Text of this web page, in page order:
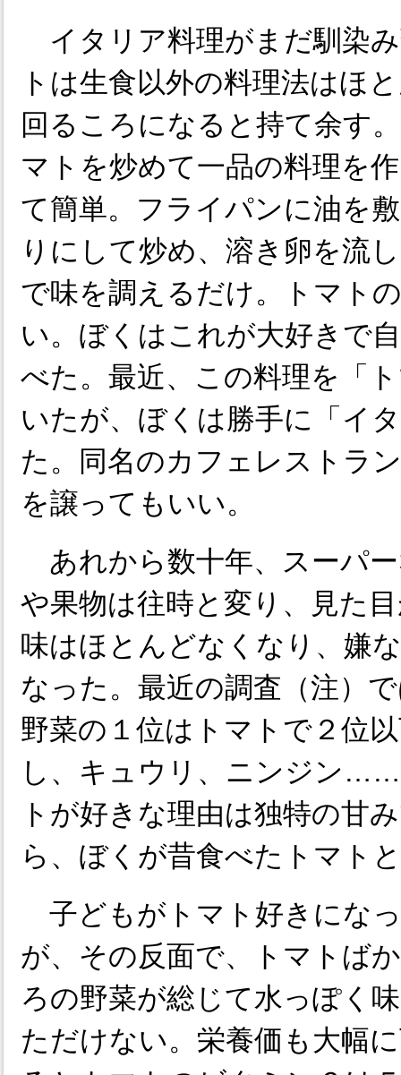
イタリア料理がまだ馴染
トは生食以外の料理法はほ
回るころになると持て余す
マトを炒めて一品の料理を
て簡単。フライパンに油を
りにして炒め、溶き卵を流
で味を調えるだけ。トマト
い。ぼくはこれが大好きで
べた。最近、この料理を「
いたが、ぼくは勝手に「イ
た。同名のカフェレストラ
を譲ってもいい。
あれから数十年、スーパ
や果物は往時と変り、見た
味はほとんどなくなり、嫌
なった。最近の調査（注）
野菜の１位はトマトで２位
し、キュウリ、ニンジン
トが好きな理由は独特の甘
ら、ぼくが昔食べたトマト
子どもがトマト好きにな
が、その反面で、トマトば
ろの野菜が総じて水っぽく
ただけない。栄養価も大幅